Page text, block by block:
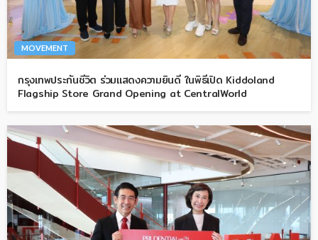
MOVEMENT
กรุงเทพประกันชีวิต ร่วมแสดงความยินดี ในพิธีเปิด Kiddoland
Flagship Store Grand Opening at CentralWorld